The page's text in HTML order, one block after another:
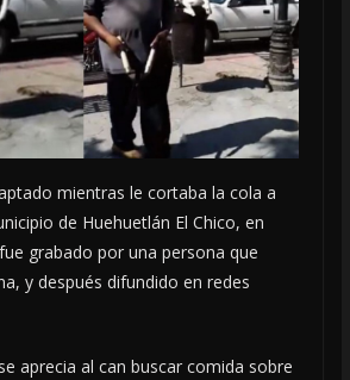
mientras le cortaba la cola a
de Huehuetlán El Chico, en
grabado por una persona que
y después difundido en redes
aprecia al can buscar comida sobre